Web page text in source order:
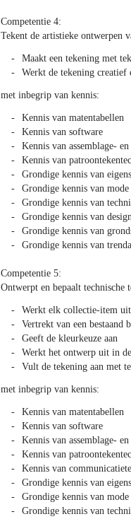
Competentie 4:
Tekent de artistieke ontwerpen
Maakt een tekening met
Werkt de tekening creatief
met inbegrip van kennis:
Kennis van matentabellen
Kennis van software
Kennis van assemblage-
Kennis van
Grondige kennis van
Grondige kennis van
Grondige kennis van
Grondige kennis van
Grondige kennis van
Grondige kennis van
Competentie 5:
Ontwerpt en bepaalt technische
Werkt elk collectie-item
Vertrekt van een bestaand
Geeft de kleurkeuze aan
Werkt het ontwerp uit in
Vult de tekening aan met
met inbegrip van kennis:
Kennis van matentabellen
Kennis van software
Kennis van assemblage-
Kennis van
Kennis van
Grondige kennis van
Grondige kennis van
Grondige kennis van